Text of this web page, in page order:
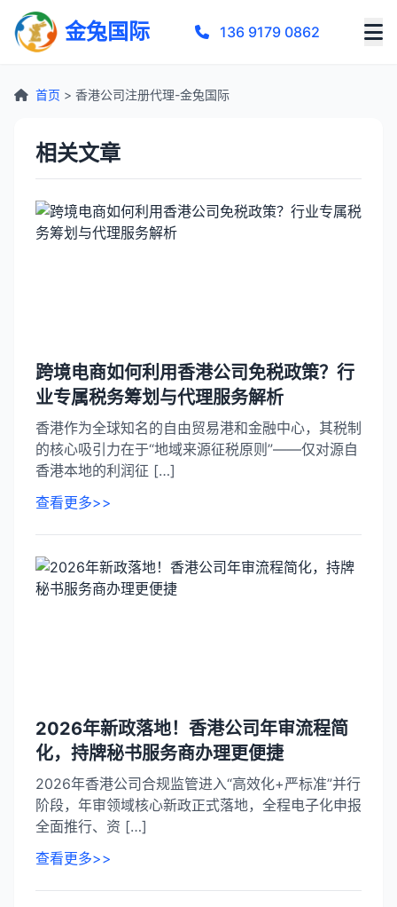
金兔国际 136 9179 0862
首页 > 香港公司注册代理-金兔国际
相关文章
跨境电商如何利用香港公司免税政策？行
业专属税务筹划与代理服务解析
香港作为全球知名的自由贸易港和金融中心，其税制
的核心吸引力在于“地域来源征税原则”——仅对源自
香港本地的利润征 […]
查看更多>>
2026年新政落地！香港公司年审流程简
化，持牌秘书服务商办理更便捷
2026年香港公司合规监管进入“高效化+严标准”并行
阶段，年审领域核心新政正式落地，全程电子化申报
全面推行、资 […]
查看更多>>